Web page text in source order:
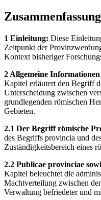
1 Einleitung: Diese
Zeitpunkt der
Kontext bisheriger
2 Allgemeine
Kapitel erläutert den Begriff
Unterscheidung zwischen
grundlegenden römischen
Gebieten.
2.1 Der Begriff römische
des Begriffs provincia und
Zuständigkeitsbereich eines
2.2 Publicae provinciae
Kapitel beleuchtet die
Machtverteilung zwischen
Verwaltung befriedeter und